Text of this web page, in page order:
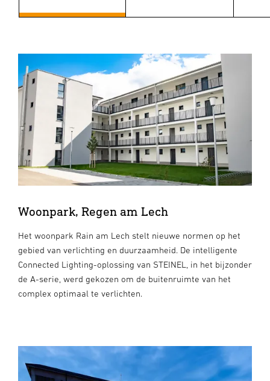
Woonpark, Regen am Lech
Het woonpark Rain am Lech stelt nieuwe normen op het
gebied van verlichting en duurzaamheid. De intelligente
Connected Lighting-oplossing van STEINEL, in het bijzonder
de A-serie, werd gekozen om de buitenruimte van het
complex optimaal te verlichten.